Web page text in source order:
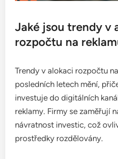
Jaké jsou trendy v
rozpočtu na
Trendy v alokaci rozpočtu
posledních letech mění,
investuje do digitálních
reklamy. Firmy se zaměřují
návratnost investic, což
prostředky rozdělovány.